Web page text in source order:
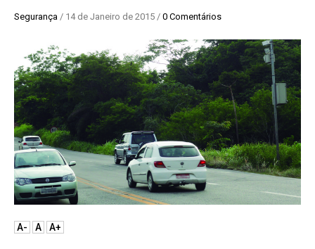
Segurança / 14 de Janeiro de 2015 / 0 Comentários
A- A A+